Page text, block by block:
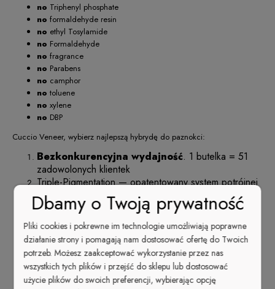
no Triphenyl phosphate
no formaldehyde resin
no ethyl Tosylamide
no Formaldehyde
no fragrance
no Parabens
no camphor
no toluene
no xylene
no DBP
Cuccio Veneer, wybierz najlepszą hybrydę do paznokci:
Bezkonkurencyjna wydajność. 1 butelka = 51
zadowolonych klientek
Triple-Pigmentation — opatentowany system potrójnej
pigmentacji,
pełne krycie już po 1 cienkiej
warstwie, nawet przy ciemnych kolorach!
Ekstremalnie wysoki połysk
, który nie traci
swojej intensywności nawet po kilku tygodniach
aktywnego używania dłoni
Czwarta generacja —nie zawiera
rozpuszczalników. Nie paruje. Nie zastyga w
butelce —optymalna gęstość.
Dbamy o Twoją prywatność
Pliki cookies i pokrewne im technologie umożliwiają poprawne
działanie strony i pomagają nam dostosować ofertę do Twoich
potrzeb. Możesz zaakceptować wykorzystanie przez nas
wszystkich tych plików i przejść do sklepu lub dostosować
użycie plików do swoich preferencji, wybierając opcję